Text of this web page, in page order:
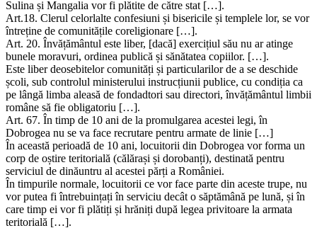
Sulina și Mangalia vor fi plătite de către stat […].
Art.18. Clerul celorlalte confesiuni și bisericile și templele lor, se vor
întreține de comunitățile coreligionare […].
Art. 20. Învățământul este liber, [dacă] exercițiul său nu ar atinge
bunele moravuri, ordinea publică și sănătatea copiilor. […].
Este liber deosebitelor comunități și particularilor de a se deschide
școli, sub controlul ministerului instrucțiunii publice, cu condiția ca
pe lângă limba aleasă de fondadtori sau directori, învățământul limbii
române să fie obligatoriu […].
Art. 67. În timp de 10 ani de la promulgarea acestei legi, în
Dobrogea nu se va face recrutare pentru armate de linie […]
În această perioadă de 10 ani, locuitorii din Dobrogea vor forma un
corp de oștire teritorială (călărași și dorobanți), destinată pentru
serviciul de dinăuntru al acestei părți a României.
În timpurile normale, locuitorii ce vor face parte din aceste trupe, nu
vor putea fi întrebuințați în serviciu decât o săptămână pe lună, și în
care timp ei vor fi plătiți și hrăniți după legea privitoare la armata
teritorială […].